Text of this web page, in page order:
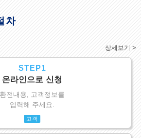
차
상세보기 >
STEP1
온라인으로 신청
환전내용, 고객정보를
입력해 주세요.
고객